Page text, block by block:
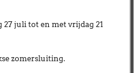
27 juli tot en met vrijdag 21
zomersluiting.